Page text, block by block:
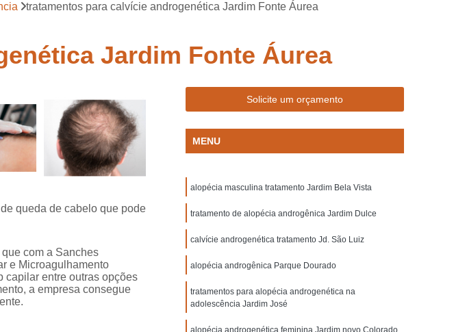
Tratamento para a Calvície Suzano
Tratamento para Eflúvio Telógeno Suzano
Clinica de Recuperação Capilar
Clinica de Tratamento Capilar
Clinica Especializada em Queda de Cabelo
Especializada em Tratamento Capilar
Clinica para Reconstrução Capilar
para Tratamento Capilar
Clinica para Tratamento Capilar Mogi das Cruzes
Clinica para Tratamento de Cabelo
Mesoterapia Capilar Masculina
Mesoterapia Capilar para Homens
Mesoterapia no Couro Cabeludo
Mesoterapia para Cabelo
Mesoterapia para Cabelo Lapa
para Cabelo Mogi das Cruzes
tratamentos para calvície androgenética Jardim Fonte Áurea
Jardim Fonte Áurea
queda de cabelo que pode
com a Sanches
e Microagulhamento
capilar entre outras opções
a empresa consegue
Solicite um orçamento
MENU
alopécia masculina tratamento Jardim Bela Vista
tratamento de alopécia androgênica Jardim Dulce
calvície androgenética tratamento Jd. São Luiz
alopécia androgênica Parque Dourado
tratamentos para alopécia androgenética na
adolescência Jardim José
alopécia androgenética feminina Jardim novo Colorado